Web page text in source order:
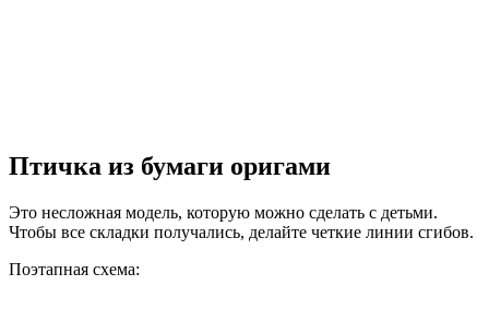
Птичка из бумаги оригами
Это несложная модель, которую можно сделать с детьми.
Чтобы все складки получались, делайте четкие линии сгибов.
Поэтапная схема: